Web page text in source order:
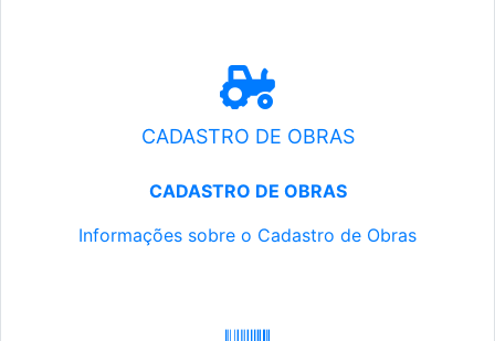
CADASTRO DE OBRAS
CADASTRO DE OBRAS
Informações sobre o Cadastro de Obras